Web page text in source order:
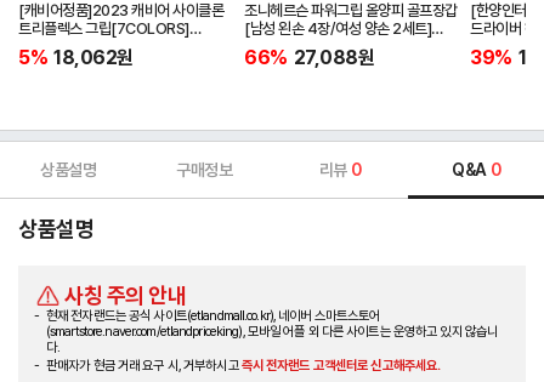
[캐비어정품]2023 캐비어 사이클론
트리플렉스 그립[7COLORS]
[라운드][39g/42g/46g/50g]
[R/S 토크]
5% 18,062원
조니헤르슨 파워그립 올양피 골프장갑
[남성 왼손 4장/여성 양손 2세트]
[화이트][케이스포함]
66% 27,088원
[한양인터
드라이버 헤
[HD-302]
39%
상품설명 구매정보 리뷰 0 Q&A 0
상품설명
사칭 주의 안내
현재 전자랜드는 공식 사이트(etlandmall.co.kr), 네이버 스마트스토어
(smartstore.naver.com/etlandpriceking), 모바일 어플 외 다른 사이트는 운영하고 있지 않습니
다.
판매자가 현금 거래 요구 시, 거부하시고즉시 전자랜드 고객센터로 신고해주세요.